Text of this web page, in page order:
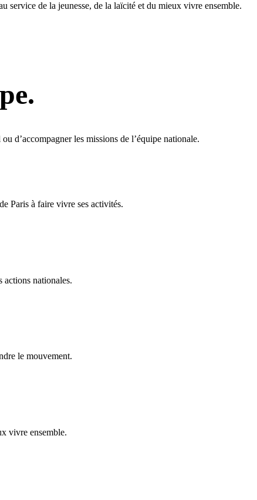
service de la jeunesse, de la laïcité et du mieux vivre ensemble.
d’accompagner les missions de l’équipe nationale.
Paris à faire vivre ses activités.
actions nationales.
le mouvement.
vivre ensemble.